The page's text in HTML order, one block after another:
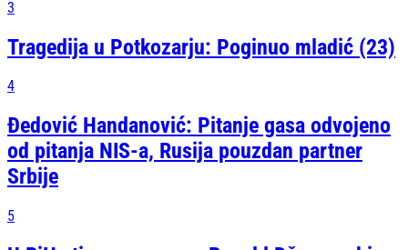
3
Tragedija u Potkozarju: Poginuo mladić (23)
4
Đedović Handanović: Pitanje gasa odvojeno
od pitanja NIS-a, Rusija pouzdan partner
Srbije
5